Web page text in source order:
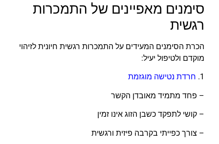
סימנים מאפיינים של התמכרות
רגשית
הכרת הסימנים המעידים על התמכרות רגשית חיונית לזיהוי
מוקדם ולטיפול יעיל:
1. חרדת נטישה מוגזמת
– פחד מתמיד מאובדן הקשר
– קושי לתפקד כשבן הזוג אינו זמין
– צורך כפייתי בקרבה פיזית ורגשית